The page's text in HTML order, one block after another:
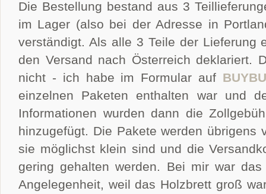
Die Bestellung bestand aus 3
im Lager (also bei der Adresse in
verständigt. Als alle 3 Teile der Lieferung
den Versand nach Österreich deklariert.
nicht - ich habe im Formular auf
einzelnen Paketen enthalten war und
Informationen wurden dann die
hinzugefügt. Die Pakete werden übrigens
sie möglichst klein sind und die
gering gehalten werden. Bei mir war
Angelegenheit, weil das Holzbrett groß